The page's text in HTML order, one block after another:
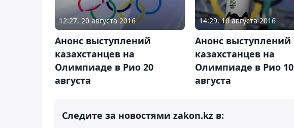
12:27, 20 августа 2016
Анонс выступлений
казахстанцев на
Олимпиаде в Рио 20
августа
14:29, 10 августа 2016
Анонс выступлений
казахстанцев на
Олимпиаде в Рио 10
августа
Следите за новостями zakon.kz в: